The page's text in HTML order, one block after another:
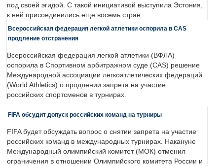
под своей эгидой. С такой инициативой выступила Эстония,
к ней присоединились еще восемь стран.
Всероссийская федерация легкой атлетики оспорила в CAS
продление отстранения
Всероссийская федерация легкой атлетики (ВФЛА)
оспорила в Спортивном арбитражном суде (CAS) решение
Международной ассоциации легкоатлетических федераций
(World Athletics) о продлении запрета на участие
российских спортсменов в турнирах.
FIFA обсудит допуск российских команд на турниры
FIFA будет обсуждать вопрос о снятии запрета на участие
российских команд в международных турнирах. Накануне
Международный олимпийский комитет (МОК) отменил
ограничения в отношении Олимпийского комитета России и